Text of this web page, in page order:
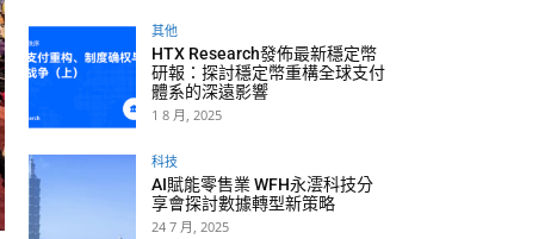
其他
HTX Research發佈最新穩定幣
研報：探討穩定幣重構全球支付
體系的深遠影響
1 8 月, 2025
科技
AI賦能零售業 WFH永澐科技分
享會探討數據轉型新策略
24 7 月, 2025